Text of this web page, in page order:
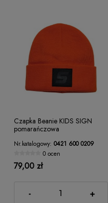
Czapka Beanie KIDS SIGN
pomarańczowa
Nr.katalogowy: 0421 600 0209
0 ocen
79,00 zł
- +